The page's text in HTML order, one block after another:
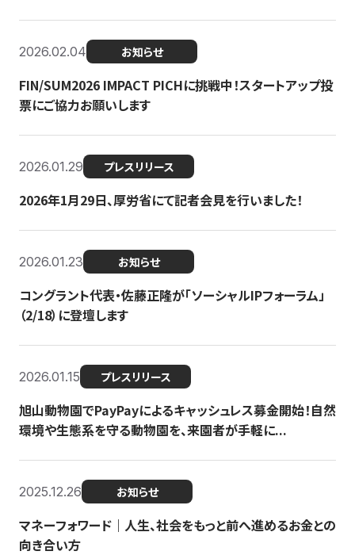
2026.02.04 お知らせ
FIN/SUM2026 IMPACT PICHに挑戦中！スタートアップ投
票にご協力お願いします
2026.01.29 プレスリリース
2026年1月29日、厚労省にて記者会見を行いました！
2026.01.23 お知らせ
コングラント代表・佐藤正隆が「ソーシャルIPフォーラム」
（2/18）に登壇します
2026.01.15 プレスリリース
旭山動物園でPayPayによるキャッシュレス募金開始！自然
環境や生態系を守る動物園を、来園者が手軽に...
2025.12.26 お知らせ
マネーフォワード｜人生、社会をもっと前へ進めるお金との
向き合い方